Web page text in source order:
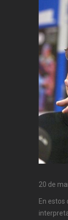
20 de
En estos